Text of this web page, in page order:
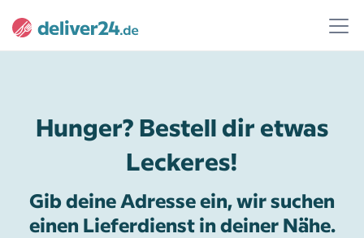
Hunger? Bestell dir etwas
Leckeres!
Gib deine Adresse ein, wir suchen
einen Lieferdienst in deiner Nähe.